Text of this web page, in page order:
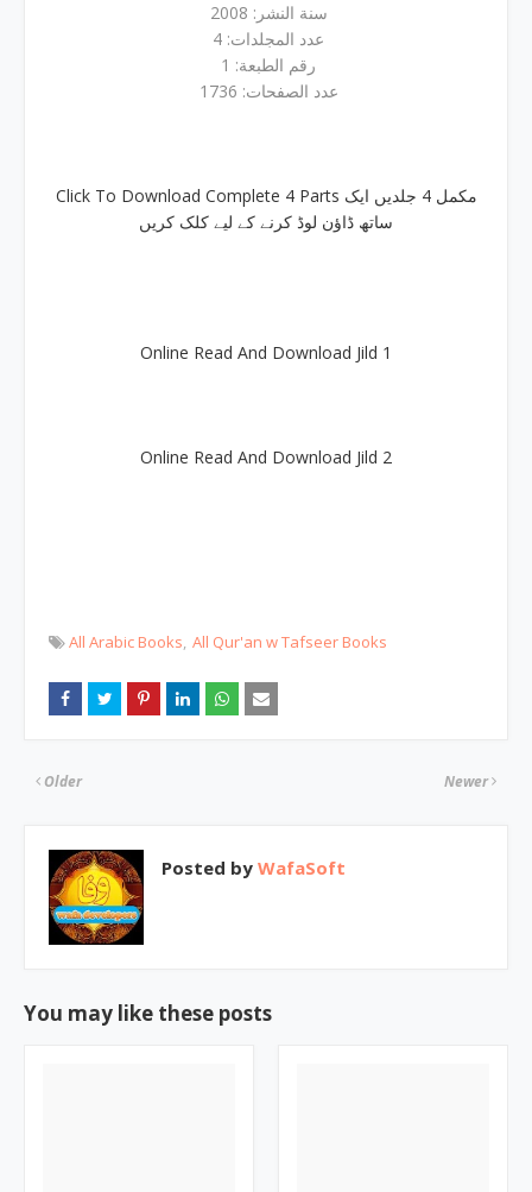
سنة النشر: 2008
عدد المجلدات: 4
رقم الطبعة: 1
عدد الصفحات: 1736
Click To Download Complete 4 Parts مکمل 4 جلدیں ایک
ساتھ ڈاؤن لوڈ کرنے کے لیے کلک کریں
Online Read And Download Jild 1
Online Read And Download Jild 2
All Arabic Books All Qur'an w Tafseer Books
Newer
Older
Posted by WafaSoft
You may like these posts